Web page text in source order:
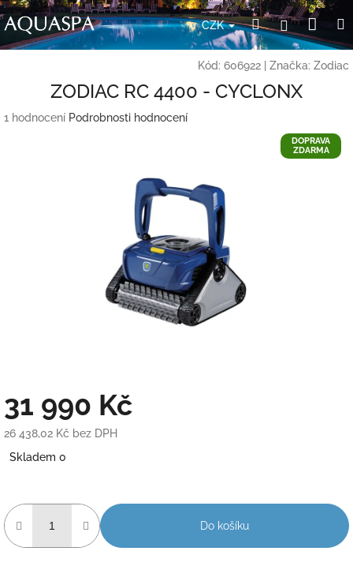
Přejít
na
obsah
CZK HledatPřihlášení
Kód: 606922 Značka: Zodiac
ZODIAC RC 4400 - CYCLONX
Průměrné
1 hodnocení Podrobnosti hodnocení
DOPRAVA
ZDARMA
31 990 Kč
26 438,02 Kč bez DPH
cena:
Skladem 0
Do košíku